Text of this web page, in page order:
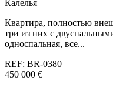
Калелья
Квартира, полностью
три из них с
односпальная, все...
REF: BR-0380
450 000 €